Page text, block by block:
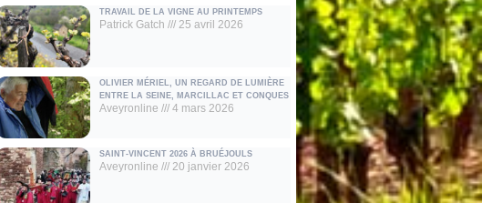
TRAVAIL DE LA VIGNE AU PRINTEMPS
Patrick Gatch 25 avril 2026
OLIVIER MÉRIEL, UN REGARD DE LUMIÈRE
ENTRE LA SEINE, MARCILLAC ET CONQUES
Aveyronline 4 mars 2026
SAINT-VINCENT 2026 À BRUÉJOULS
Aveyronline 20 janvier 2026